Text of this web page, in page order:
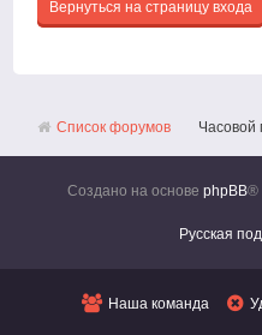
Вернуться на страницу входа
Список форумов Часовой
Создано на основе phpBB®
Русская
Наша команда